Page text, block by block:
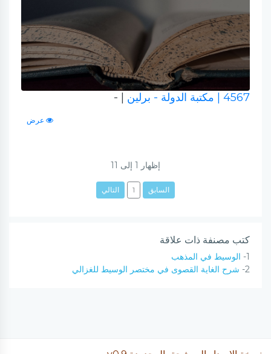
4567 | مكتبة الدولة - برلين | -
عرض
إظهار 1 إلى 11
السابق 1 التالي
كتب مصنفة ذات علاقة
1- الوسيط في المذهب
2- شرح الغاية القصوى في مختصر الوسيط للغزالي